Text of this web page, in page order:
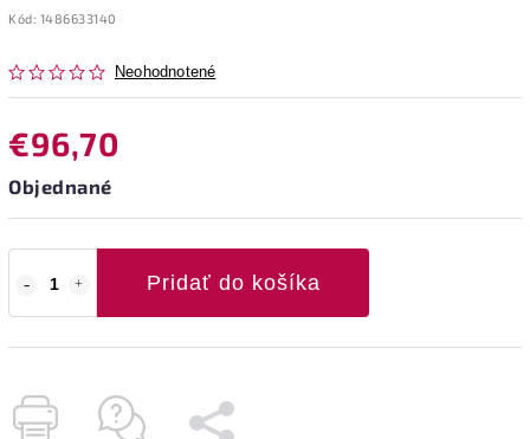
Kód: 1486633140
Neohodnotené
€96,70
Objednané
Pridať do košíka